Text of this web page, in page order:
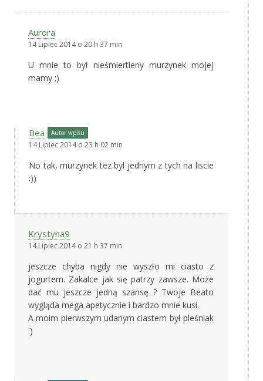
Aurora
14 Lipiec 2014 o 20 h 37 min
U mnie to był nieśmiertleny murzynek mojej
mamy ;)
Bea Autor wpisu
14 Lipiec 2014 o 23 h 02 min
No tak, murzynek tez byl jednym z tych na liscie
:))
Krystyna9
14 Lipiec 2014 o 21 h 37 min
jeszcze chyba nigdy nie wyszło mi ciasto z
jogurtem. Zakalce jak się patrzy zawsze. Może
dać mu jeszcze jedną szansę ? Twoje Beato
wygląda mega apetycznie i bardzo mnie kusi.
A moim pierwszym udanym ciastem był pleśniak
:)